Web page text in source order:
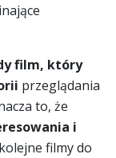
film, który
przeglądania
to, że
i
filmy do